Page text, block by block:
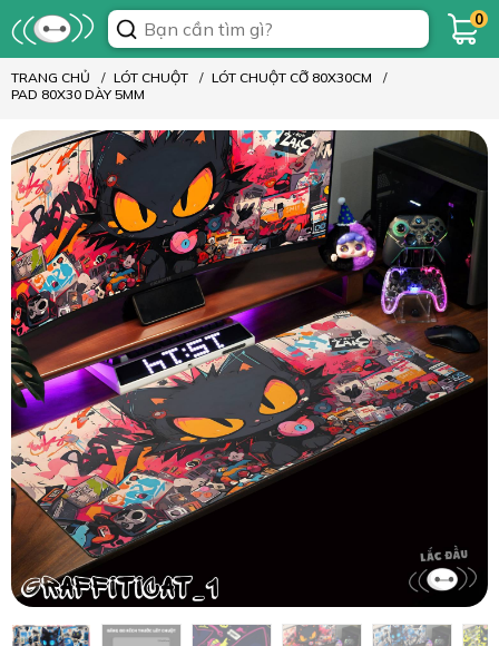
0
TRANG CHỦ LÓT CHUỘT
LÓT CHUỘT CỠ 80X30CM
PAD 80X30 DÀY 5MM